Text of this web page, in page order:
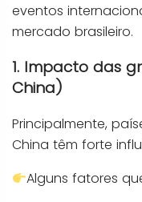
eventos
mercado brasileiro.
1. Impacto das
China)
Principalmente,
China têm forte
Alguns fatores